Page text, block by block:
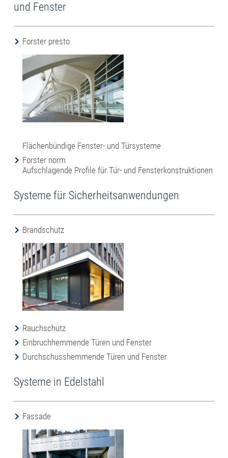
und Fenster
Forster presto
Flächenbündige Fenster- und Türsysteme
Forster norm
Aufschlagende Profile für Tür- und Fensterkonstruktionen
Systeme für Sicherheitsanwendungen
Brandschutz
Rauchschutz
Einbruchhemmende Türen und Fenster
Durchschusshemmende Türen und Fenster
Systeme in Edelstahl
Fassade